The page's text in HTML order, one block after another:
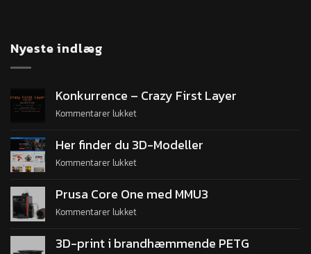
Nyeste indlæg
Konkurrence – Crazy First Layer
Kommentarer lukket
Her finder du 3D-Modeller
Kommentarer lukket
Prusa Core One med MMU3
Kommentarer lukket
3D-print i brandhæmmende PETG